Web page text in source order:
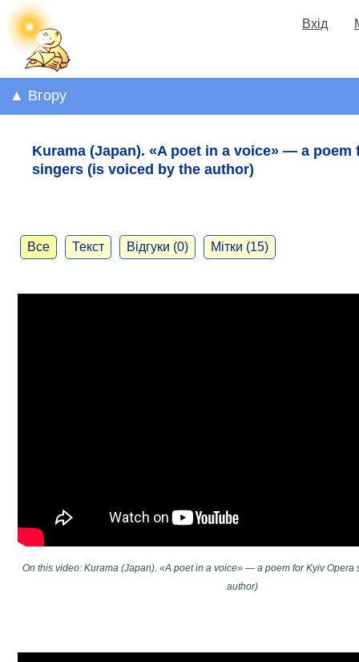
Вхід
▲ Вгору
Kurama (Japan). «A poet in a voice​​» — a poem
singers (is voiced by the author)
Все Текст Відгуки (0) Мітки (15)
On this video: Kurama (Japan). «A poet in a voice​​» — a poem for Kyiv Opera
author)